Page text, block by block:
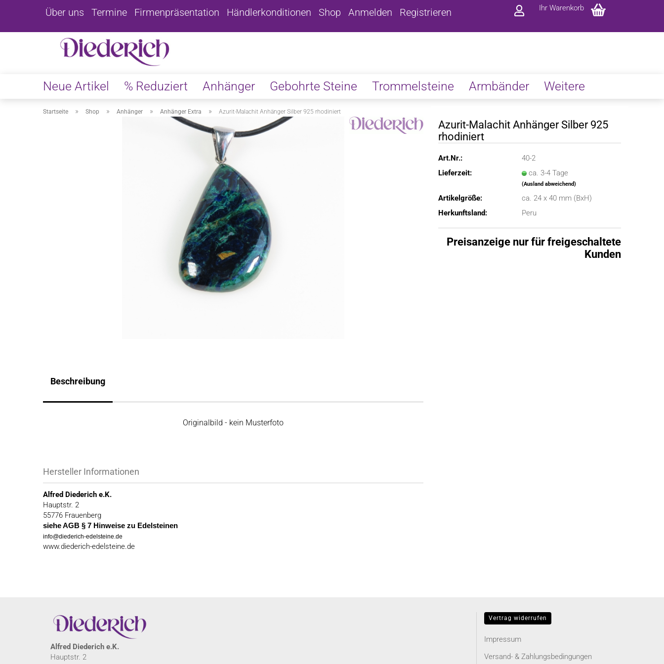
Über uns Termine Firmenpräsentation Händlerkonditionen Shop Anmelden Registrieren Ihr Warenkorb
Neue Artikel % Reduziert Anhänger Gebohrte Steine Trommelsteine Armbänder Weitere
Startseite » Shop » Anhänger » Anhänger Extra » Azurit-Malachit Anhänger Silber 925 rhodiniert
Azurit-Malachit Anhänger Silber 925
rhodiniert
Art.Nr.:
40-2
Lieferzeit:
ca. 3-4 Tage
(Ausland abweichend)
Artikelgröße:
ca. 24 x 40 mm (BxH)
Herkunftsland:
Peru
Preisanzeige nur für freigeschaltete
Kunden
Beschreibung
Originalbild - kein Musterfoto
Hersteller Informationen
Alfred Diederich e.K.
Hauptstr. 2
55776 Frauenberg
siehe AGB § 7 Hinweise zu Edelsteinen
info@diederich-edelsteine.de
www.diederich-edelsteine.de
Alfred Diederich e.K.
Hauptstr. 2
Vertrag widerrufen
Impressum
Versand- & Zahlungsbedingungen